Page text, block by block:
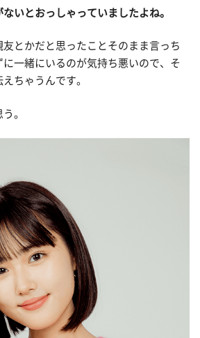
いとおっしゃっていましたよね。
友とかだと思ったことそのまま言っち
一緒にいるのが気持ち悪いので、そ
ちゃうんです。
。